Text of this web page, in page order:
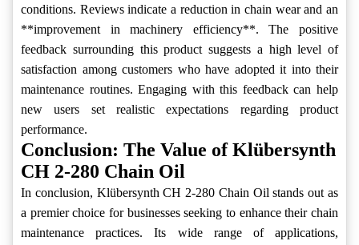
conditions. Reviews indicate a reduction in chain wear and an
**improvement in machinery efficiency**. The positive
feedback surrounding this product suggests a high level of
satisfaction among customers who have adopted it into their
maintenance routines. Engaging with this feedback can help
new users set realistic expectations regarding product
performance.
Conclusion: The Value of Klübersynth
CH 2-280 Chain Oil
In conclusion, Klübersynth CH 2-280 Chain Oil stands out as
a premier choice for businesses seeking to enhance their chain
maintenance practices. Its wide range of applications,